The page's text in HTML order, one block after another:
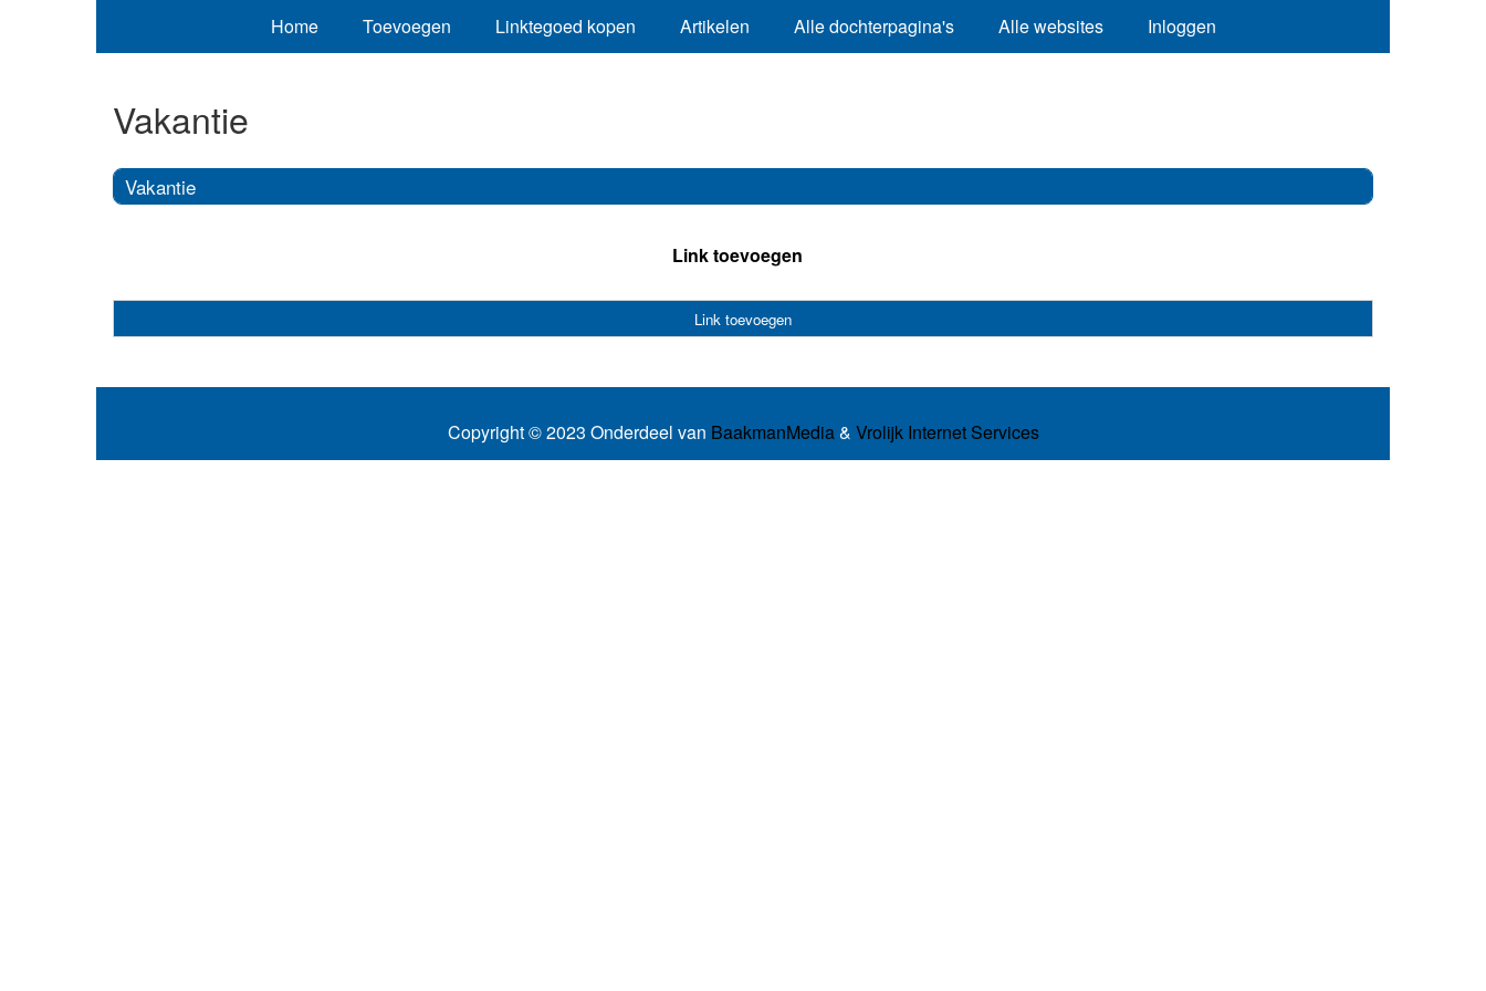
Home Toevoegen Linktegoed kopen Artikelen Alle dochterpagina's Alle websites Inloggen
Vakantie
Vakantie
Link toevoegen
Link toevoegen
Copyright © 2023 Onderdeel van BaakmanMedia& Vrolijk Internet Services